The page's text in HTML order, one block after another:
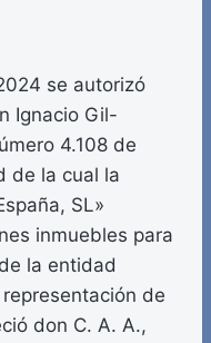
se autorizó
Ignacio Gil-
4.108 de
de la cual la
SL»
inmuebles para
la entidad
representación de
don C. A. A.,